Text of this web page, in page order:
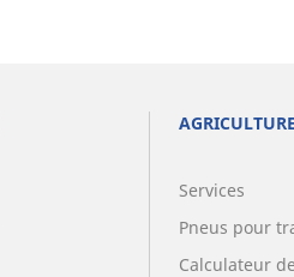
AGRICULTURE
Services
Pneus pour
Calculateur